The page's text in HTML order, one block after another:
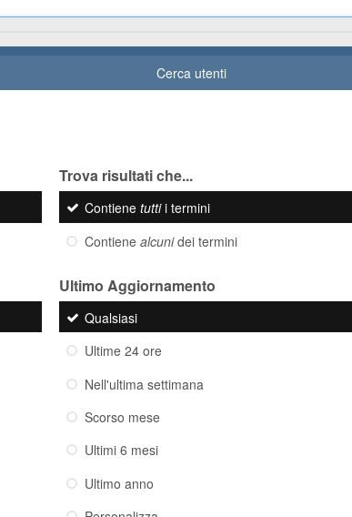
Cerca utenti
Trova risultati che...
Contiene tuttii termini
Contiene alcunidei termini
Ultimo Aggiornamento
Qualsiasi
Ultime 24 ore
Nell'ultima settimana
Scorso mese
Ultimi 6 mesi
Ultimo anno